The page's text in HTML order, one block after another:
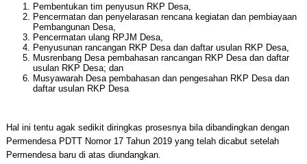
Pembentukan tim penyusun RKP Desa,
Pencermatan dan penyelarasan rencana kegiatan dan pembiayaan
Pembangunan Desa,
Pencermatan ulang RPJM Desa,
Penyusunan rancangan RKP Desa dan daftar usulan RKP Desa,
Musrenbang Desa pembahasan rancangan RKP Desa dan daftar
usulan RKP Desa; dan
Musyawarah Desa pembahasan dan pengesahan RKP Desa dan
daftar usulan RKP Desa
Hal ini tentu agak sedikit diringkas prosesnya bila dibandingkan dengan
Permendesa PDTT Nomor 17 Tahun 2019 yang telah dicabut setelah
Permendesa baru di atas diundangkan.